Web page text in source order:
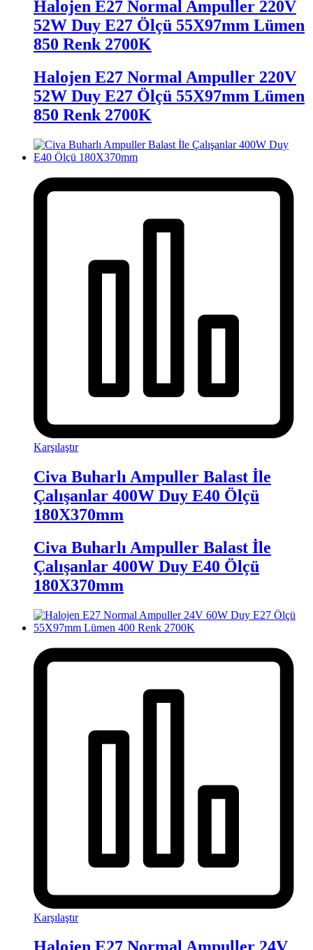
Halojen E27 Normal Ampuller 220V
52W Duy E27 Ölçü 55X97mm Lümen
850 Renk 2700K
Halojen E27 Normal Ampuller 220V
52W Duy E27 Ölçü 55X97mm Lümen
850 Renk 2700K
Karşılaştır
Civa Buharlı Ampuller Balast İle
Çalışanlar 400W Duy E40 Ölçü
180X370mm
Civa Buharlı Ampuller Balast İle
Çalışanlar 400W Duy E40 Ölçü
180X370mm
Karşılaştır